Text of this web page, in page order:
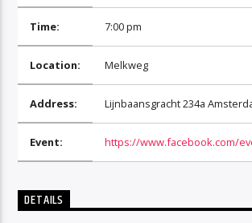
Time: 7:00 pm
Location: Melkweg
Address: Lijnbaansgracht 234a
Event: https://www.facebook.com/
DETAILS